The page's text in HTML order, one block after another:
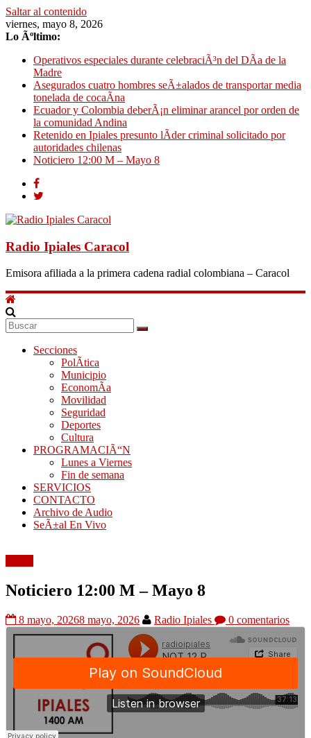
Saltar al contenido
viernes, mayo 8, 2026
Lo Ãºltimo:
Operativos especiales durante celebraciÃ³n del DÃ­a de la
Madre
Asegurados cuatro hombres seÃ±alados de transportar media
tonelada de cocaÃ­na
Ecuador y Colombia deberÃ¡n eliminar arancel por orden de
la comunidad Andina
Retenido en Ipiales presunto lÃ­der criminal solicitado por
autoridades chilenas
Noticiero 12:00 M – Mayo 8
Radio Ipiales Caracol
Emisora afiliada a la primera cadena radial colombiana – Caracol
Secciones
PolÃ­tica
Municipio
EconomÃ­a
Movilidad
Seguridad
Deportes
Cultura
PROGRAMACIÃ“N
Lunes a Viernes
Fin de semana
SERVICIOS
CONTACTO
Archivo de Audio
SeÃ±al En Vivo
Noticiero 12:00 M – Mayo 8
8 mayo, 20268 mayo, 2026 Radio Ipiales 0 comentarios